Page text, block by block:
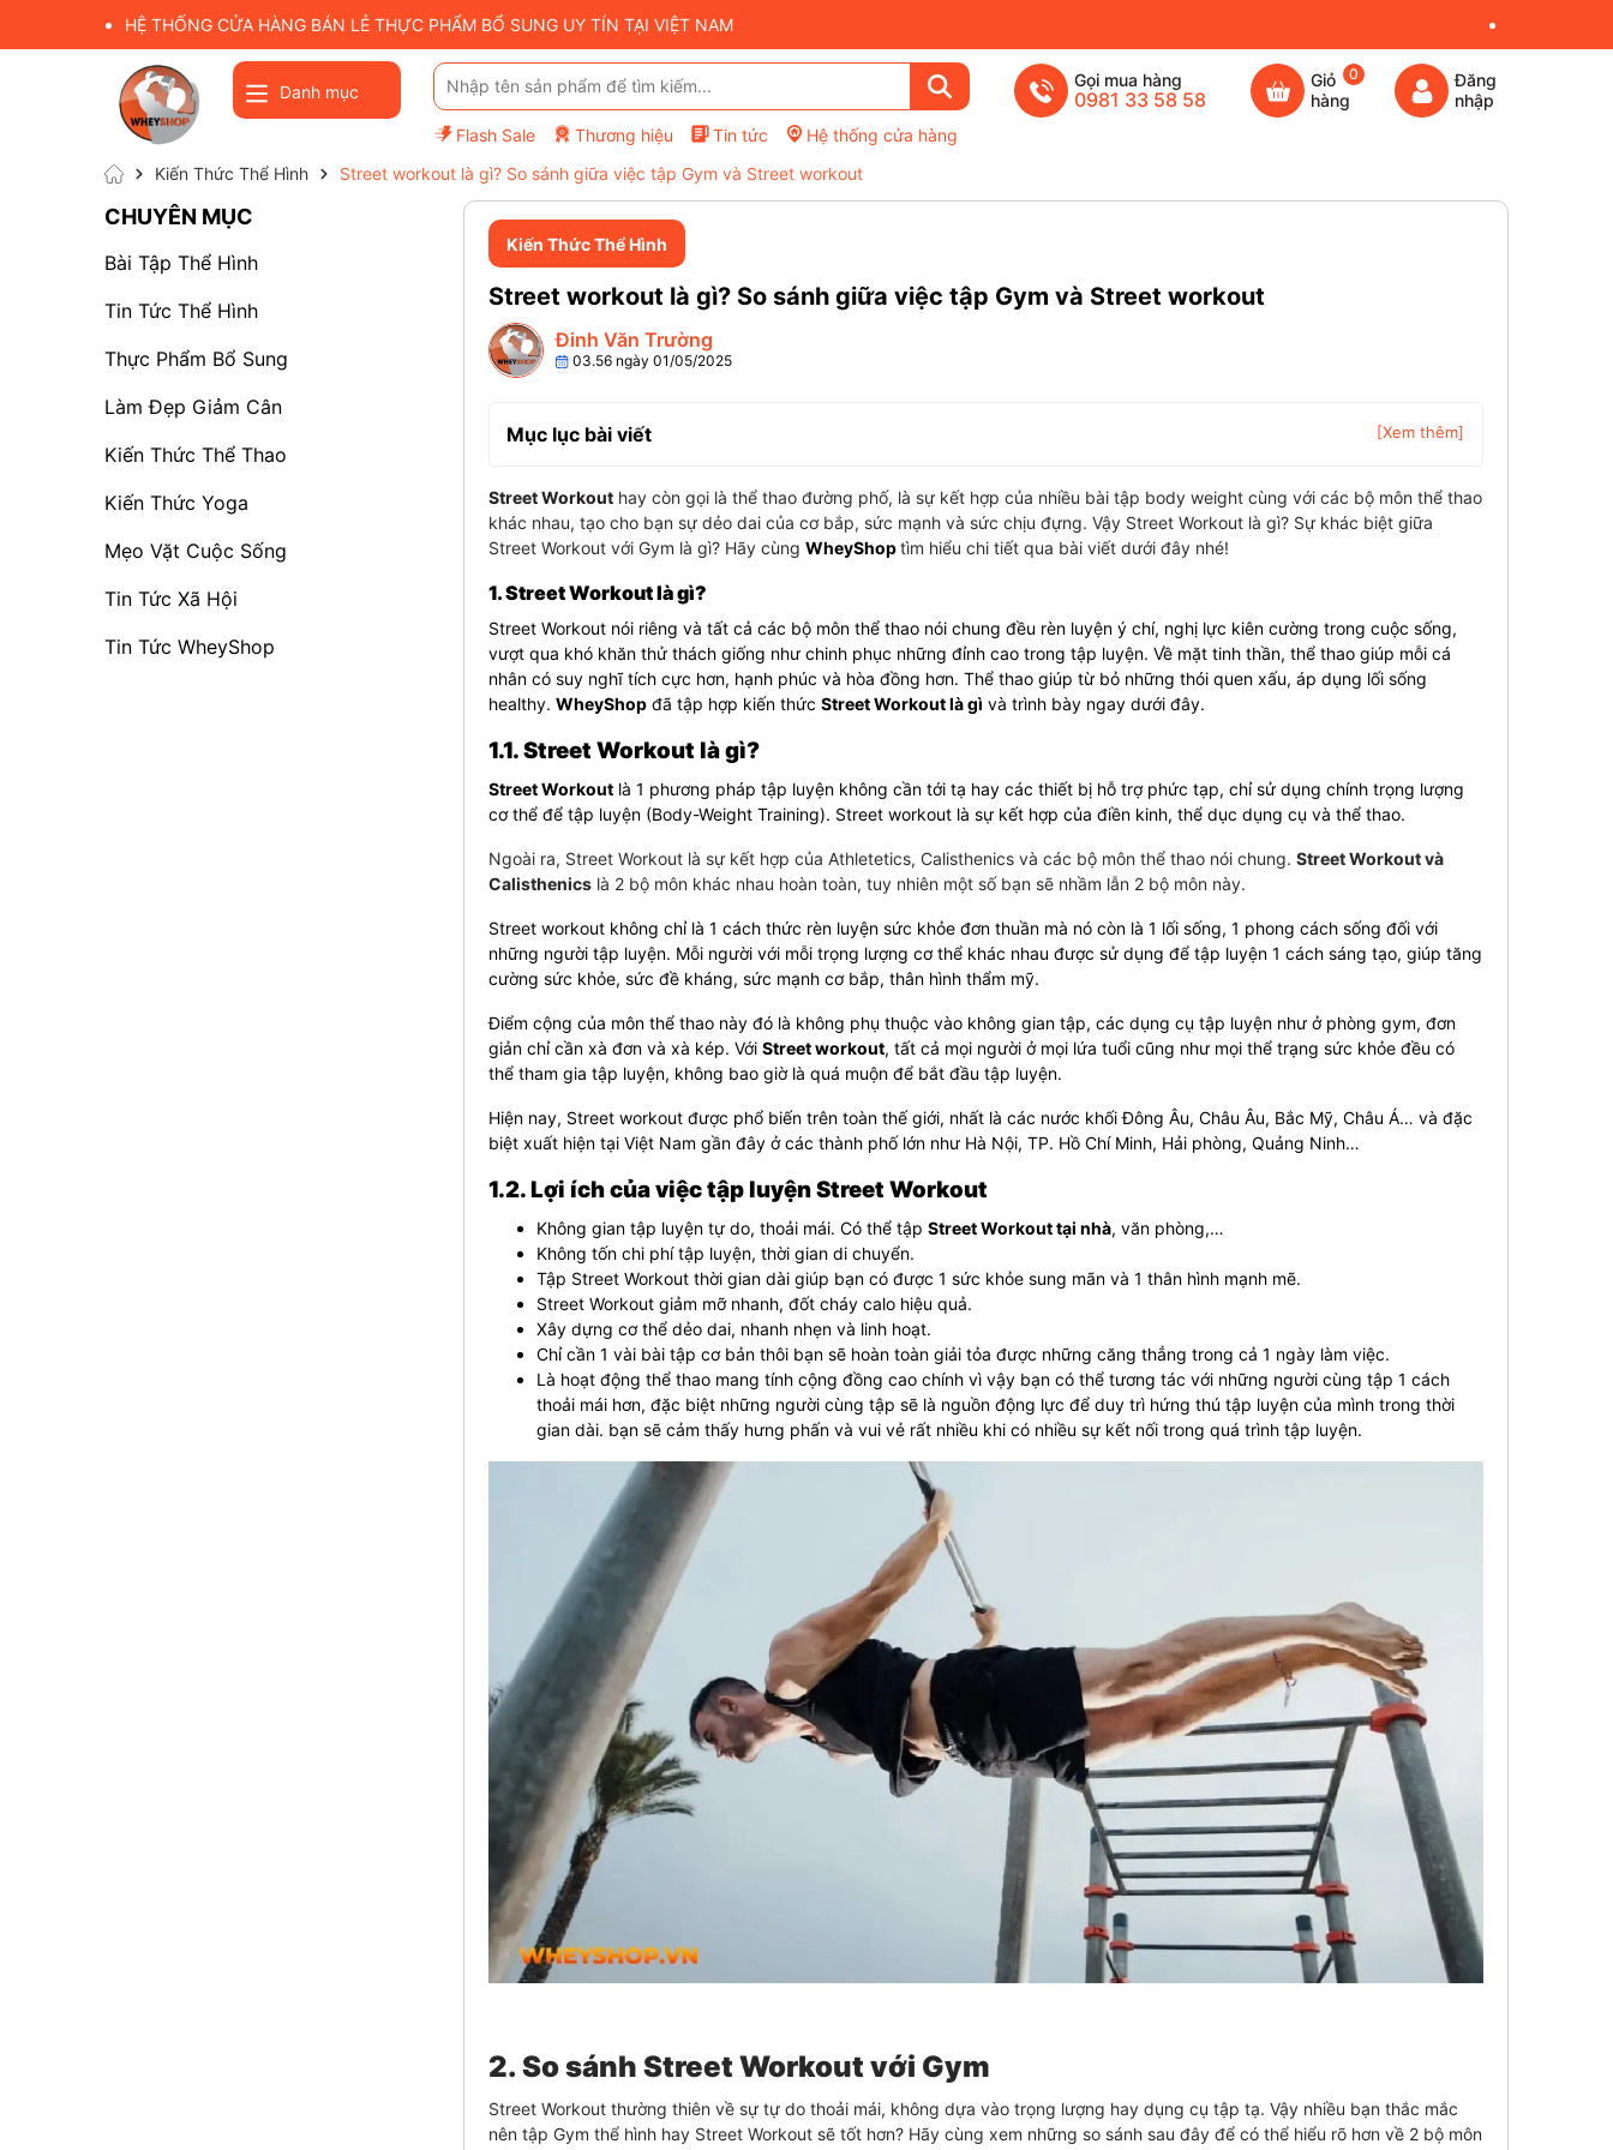
HỆ THỐNG CỬA HÀNG BÁN LẺ THỰC PHẨM BỔ SUNG UY TÍN TẠI VIỆT NAM
Danh mục
Flash Sale Thương hiệu Tin tức Hệ thống cửa hàng
Gọi mua hàng
0981 33 58 58
Giỏ
hàng
0
Đăng
nhập
Kiến Thức Thể Hình Street workout là gì? So sánh giữa việc tập Gym và Street workout
Kiến Thức Thể Hình
Street workout là gì? So sánh giữa việc tập Gym và Street workout
Đinh Văn Trường
03.56 ngày 01/05/2025
Mục lục bài viết [Xem thêm]
Street Workouthay còn gọi là thể thao đường phố, là sự kết hợp của nhiều bài tập body weight cùng với các bộ môn thể thao
khác nhau, tạo cho bạn sự dẻo dai của cơ bắp, sức mạnh và sức chịu đựng. Vậy Street Workout là gì? Sự khác biệt giữa
Street Workout với Gym là gì? Hãy cùng WheyShoptìm hiểu chi tiết qua bài viết dưới đây nhé!
1. Street Workout là gì?
Street Workout nói riêng và tất cả các bộ môn thể thao nói chung đều rèn luyện ý chí, nghị lực kiên cường trong cuộc sống,
vượt qua khó khăn thử thách giống như chinh phục những đỉnh cao trong tập luyện. Về mặt tinh thần, thể thao giúp mỗi cá
nhân có suy nghĩ tích cực hơn, hạnh phúc và hòa đồng hơn. Thể thao giúp từ bỏ những thói quen xấu, áp dụng lối sống
healthy. WheyShopđã tập hợp kiến thức Street Workout là gì và trình bày ngay dưới đây.
1.1. Street Workout là gì?
Street Workoutlà 1 phương pháp tập luyện không cần tới tạ hay các thiết bị hỗ trợ phức tạp, chỉ sử dụng chính trọng lượng
cơ thể để tập luyện (Body-Weight Training). Street workout là sự kết hợp của điền kinh, thể dục dụng cụ và thể thao.
Ngoài ra, Street Workout là sự kết hợp của Athletetics, Calisthenics và các bộ môn thể thao nói chung. Street Workout và
Calisthenicslà 2 bộ môn khác nhau hoàn toàn, tuy nhiên một số bạn sẽ nhầm lẫn 2 bộ môn này.
Street workout không chỉ là 1 cách thức rèn luyện sức khỏe đơn thuần mà nó còn là 1 lối sống, 1 phong cách sống đối với
những người tập luyện. Mỗi người với mỗi trọng lượng cơ thể khác nhau được sử dụng để tập luyện 1 cách sáng tạo, giúp tăng
cường sức khỏe, sức đề kháng, sức mạnh cơ bắp, thân hình thẩm mỹ.
Điểm cộng của môn thể thao này đó là không phụ thuộc vào không gian tập, các dụng cụ tập luyện như ở phòng gym, đơn
giản chỉ cần xà đơn và xà kép. Với Street workout, tất cả mọi người ở mọi lứa tuổi cũng như mọi thể trạng sức khỏe đều có
thể tham gia tập luyện, không bao giờ là quá muộn để bắt đầu tập luyện.
Hiện nay, Street workout được phổ biến trên toàn thế giới, nhất là các nước khối Đông Âu, Châu Âu, Bắc Mỹ, Châu Á… và đặc
biệt xuất hiện tại Việt Nam gần đây ở các thành phố lớn như Hà Nội, TP. Hồ Chí Minh, Hải phòng, Quảng Ninh…
1.2. Lợi ích của việc tập luyện Street Workout
Không gian tập luyện tự do, thoải mái. Có thể tập Street Workout tại nhà, văn phòng,…
Không tốn chi phí tập luyện, thời gian di chuyển.
Tập Street Workout thời gian dài giúp bạn có được 1 sức khỏe sung mãn và 1 thân hình mạnh mẽ.
Street Workout giảm mỡ nhanh, đốt cháy calo hiệu quả.
Xây dựng cơ thể dẻo dai, nhanh nhẹn và linh hoạt.
Chỉ cần 1 vài bài tập cơ bản thôi bạn sẽ hoàn toàn giải tỏa được những căng thẳng trong cả 1 ngày làm việc.
Là hoạt động thể thao mang tính cộng đồng cao chính vì vậy bạn có thể tương tác với những người cùng tập 1 cách
thoải mái hơn, đặc biệt những người cùng tập sẽ là nguồn động lực để duy trì hứng thú tập luyện của mình trong thời
gian dài. bạn sẽ cảm thấy hưng phấn và vui vẻ rất nhiều khi có nhiều sự kết nối trong quá trình tập luyện.
2. So sánh Street Workout với Gym
Street Workout thường thiên về sự tự do thoải mái, không dựa vào trọng lượng hay dụng cụ tập tạ. Vậy nhiều bạn thắc mắc
nên tập Gym thể hình hay Street Workout sẽ tốt hơn? Hãy cùng xem những so sánh sau đây để có thể hiểu rõ hơn về 2 bộ môn
CHUYÊN MỤC
Bài Tập Thể Hình
Tin Tức Thể Hình
Thực Phẩm Bổ Sung
Làm Đẹp Giảm Cân
Kiến Thức Thể Thao
Kiến Thức Yoga
Mẹo Vặt Cuộc Sống
Tin Tức Xã Hội
Tin Tức WheyShop